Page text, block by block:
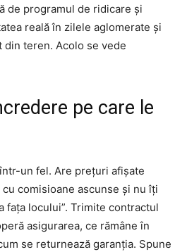
de programul de ridicare și
reală în zilele aglomerate și
din teren. Acolo se vede
pe care le
un fel. Are prețuri afișate
comisioane ascunse și nu îți
fața locului”. Trimite contractul
asigurarea, ce rămâne în
se returnează garanția. Spune